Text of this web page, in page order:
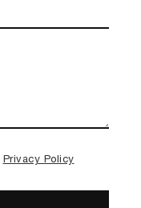
Privacy Policy